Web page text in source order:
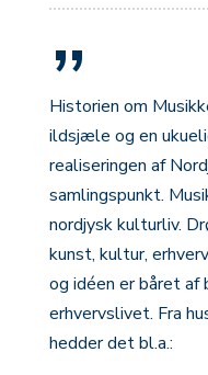
”
Historien om
ildsjæle og en
realiseringen af
samlingspunkt.
nordjysk kulturliv.
kunst, kultur,
og idéen er båret
erhvervslivet. Fra
hedder det bl.a.: